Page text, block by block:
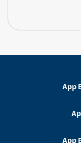
App
App